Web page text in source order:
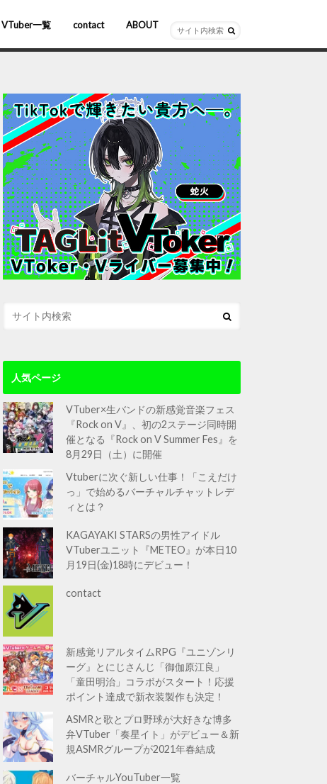
VTuber一覧
バーチャルYouTuber
VR/AR
ホロライブ
にじさんじ
ななしいんく
ぶいすぽっ！
contact ABOUT
人気ページ
VTuber×生バンドの新感覚音楽フェス
『Rock on V』、初の2ステージ同時開
催となる『Rock on V Summer Fes』を
8月29日（土）に開催
Vtuberに次ぐ新しい仕事！「こえだけ
っ」で始めるバーチャルチャットレデ
ィとは？
KAGAYAKI STARSの男性アイドル
VTuberユニット『METEO』が本日10
月19日(金)18時にデビュー！
contact
新感覚リアルタイムRPG『ユニゾンリ
ーグ』とにじさんじ「御伽原江良」
「童田明治」コラボがスタート！応援
ポイント達成で新衣装製作も決定！
ASMRと歌とプロ野球が大好きな博多
弁VTuber「奏星イト」がデビュー＆新
規ASMRグループが2021年春結成
バーチャルYouTuber一覧